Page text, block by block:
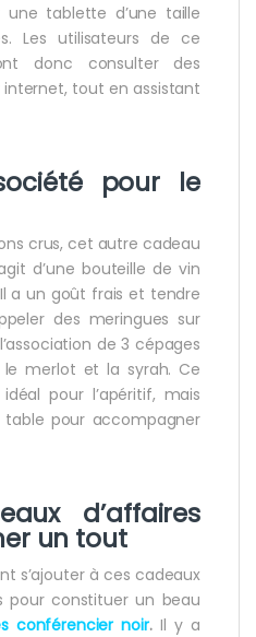
une tablette d’une taille
Les utilisateurs de ce
donc consulter des
tout en assistant
pour le
crus, cet autre cadeau
d’une bouteille de vin
Il a un goût frais et tendre
des meringues sur
de 3 cépages
merlot et la syrah. Ce
pour l’apéritif, mais
pour accompagner
d’affaires
un tout
s’ajouter à ces cadeaux
pour constituer un beau
conférencier noir.Il y a